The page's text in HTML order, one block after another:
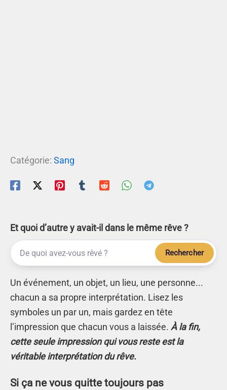
Catégorie: Sang
Et quoi d’autre y avait-il dans le même rêve ?
Rechercher
Un événement, un objet, un lieu, une personne...
chacun a sa propre interprétation. Lisez les
symboles un par un, mais gardez en tête
l’impression que chacun vous a laissée. À la fin,
cette seule impression qui vous reste est la
véritable interprétation du rêve.
Si ça ne vous quitte toujours pas